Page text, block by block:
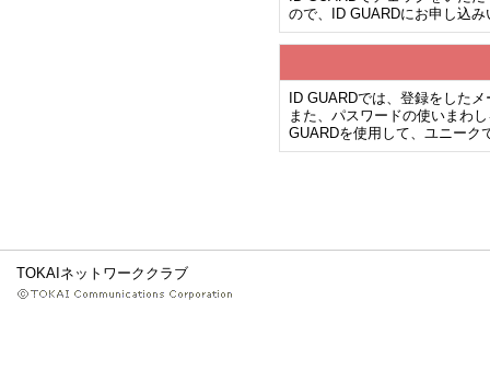
ので、ID GUARDにお申し込
ID GUARDでは、登録をした
また、パスワードの使いまわ
GUARDを使用して、ユニーク
TOKAIネットワーククラブ